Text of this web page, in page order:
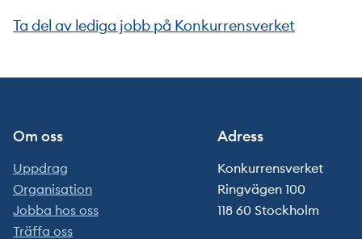
Ta del av lediga jobb på Konkurrensverket
Om oss
Uppdrag
Organisation
Jobba hos oss
Träffa oss
Adress
Konkurrensverket
Ringvägen 100
118 60 Stockholm